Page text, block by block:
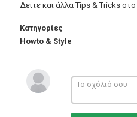
Δείτε και άλλα Tips & Tricks στο
Κατηγορίες
Howto & Style